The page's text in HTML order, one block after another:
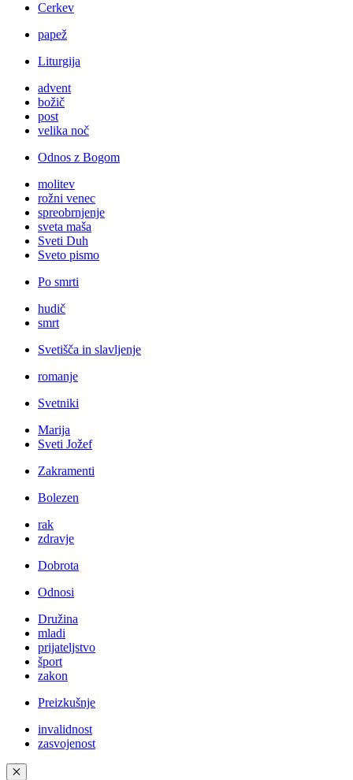
Cerkev
papež
Liturgija
advent
božič
post
velika noč
Odnos z Bogom
molitev
rožni venec
spreobrnjenje
sveta maša
Sveti Duh
Sveto pismo
Po smrti
hudič
smrt
Svetišča in slavljenje
romanje
Svetniki
Marija
Sveti Jožef
Zakramenti
Bolezen
rak
zdravje
Dobrota
Odnosi
Družina
mladi
prijateljstvo
šport
zakon
Preizkušnje
invalidnost
zasvojenost
✕